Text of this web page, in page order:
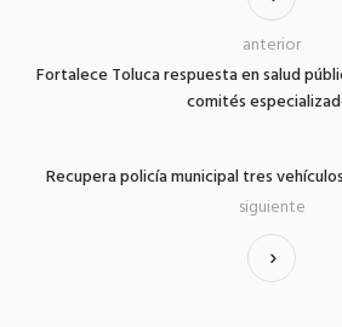
Fortalece Toluca respuesta en salud
comités
anterior
Recupera policía municipal tres
siguiente